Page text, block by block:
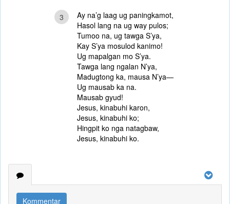
3
Ay na’g laag ug paningkamot,
Hasol lang na ug way pulos;
Tumoo na, ug tawga S’ya,
Kay S’ya mosulod kanimo!
Ug mapalgan mo S’ya.
Tawga lang ngalan N’ya,
Madugtong ka, mausa N’ya—
Ug mausab ka na.
Mausab gyud!
Jesus, kinabuhi karon,
Jesus, kinabuhi ko;
Hingpit ko nga natagbaw,
Jesus, kinabuhi ko.
Kommentar